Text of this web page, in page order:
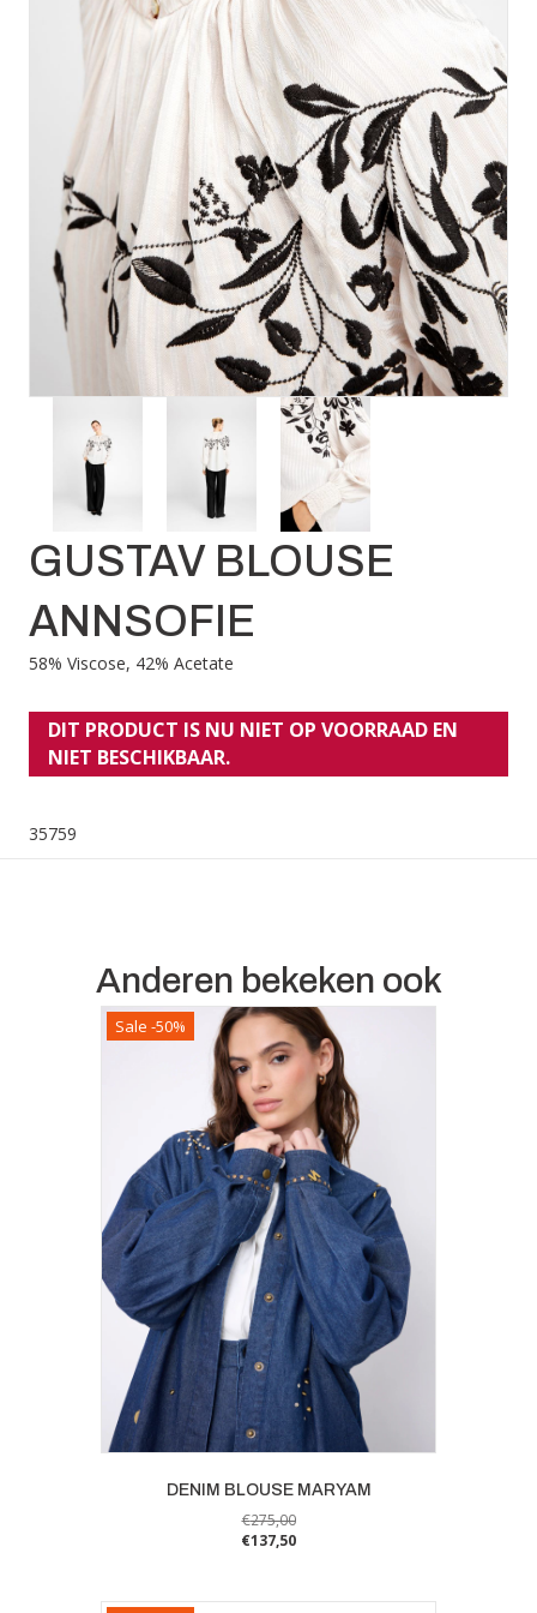
GUSTAV BLOUSE
ANNSOFIE
58% Viscose, 42% Acetate
DIT PRODUCT IS NU NIET OP VOORRAAD EN
NIET BESCHIKBAAR.
35759
Anderen bekeken ook
Sale -50%
DENIM BLOUSE MARYAM
€275,00
€137,50